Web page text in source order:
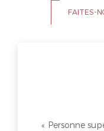
FAITES-
Personne